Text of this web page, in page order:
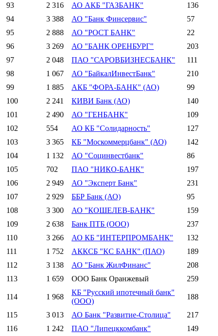
93 2 316 АО АКБ "ГАЗБАНК"
136
94
3 388 АО "Банк Финсервис"
57
95
2 888 АО "РОСТ БАНК"
22
96
3 269 АО "БАНК ОРЕНБУРГ"
203
97
2 048 ПАО "САРОВБИЗНЕСБАНК"
111
98
1 067 АО "БайкалИнвестБанк"
210
99
1 885 АКБ "ФОРА-БАНК" (АО)
99
100
2 241 КИВИ Банк (АО)
140
101
2 490 АО "ГЕНБАНК"
109
102
554 АО КБ "Солидарность"
127
103
3 365 КБ "Москоммерцбанк" (АО)
142
104
1 132 АО "Социнвестбанк"
86
105
702 ПАО "НИКО-БАНК"
197
106
2 949 АО "Эксперт Банк"
231
107
2 929 ББР Банк (АО)
95
108
3 300 АО "КОШЕЛЕВ-БАНК"
159
109
2 638 Банк ПТБ (ООО)
237
110
3 266 АО КБ "ИНТЕРПРОМБАНК"
132
111
1 752 АККСБ "КС БАНК" (ПАО)
189
112
3 138 АО "Банк ЖилФинанс"
208
113
1 659 ООО Банк Оранжевый 259
114 1 968
КБ "Русский ипотечный банк"
(ООО)
188
115 3 013 АО Банк "Развитие-Столица"
217
116
1 242 ПАО "Липецккомбанк"
149